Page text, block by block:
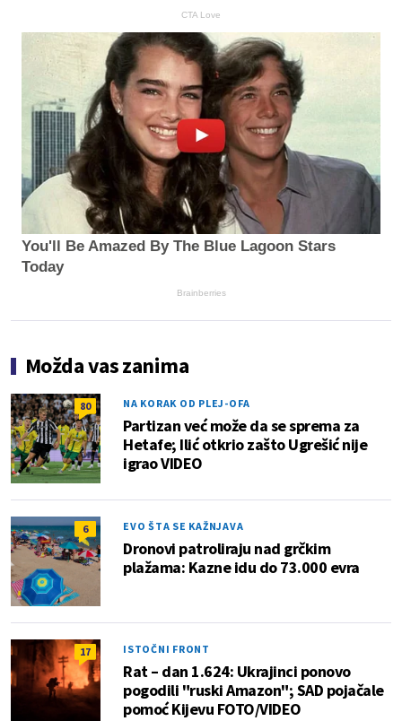
CTA Love
You'll Be Amazed By The Blue Lagoon Stars
Today
Brainberries
Možda vas zanima
80 NA KORAK OD PLEJ-OFA
Partizan već može da se sprema za
Hetafe; Ilić otkrio zašto Ugrešić nije
igrao VIDEO
6 EVO ŠTA SE KAŽNJAVA
Dronovi patroliraju nad grčkim
plažama: Kazne idu do 73.000 evra
17 ISTOČNI FRONT
Rat – dan 1.624: Ukrajinci ponovo
pogodili "ruski Amazon"; SAD pojačale
pomoć Kijevu FOTO/VIDEO